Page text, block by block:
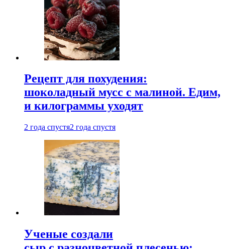
Рецепт для похудения:
шоколадный мусс с малиной. Едим,
и килограммы уходят
2 года спустя2 года спустя
Ученые создали